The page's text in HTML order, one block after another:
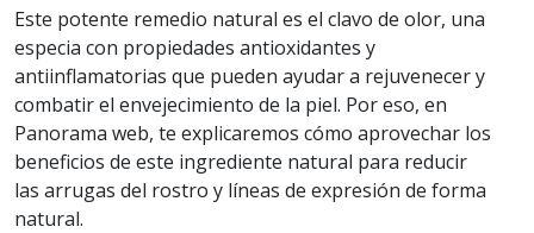
Este potente remedio natural es el clavo de olor, una
especia con propiedades antioxidantes y
antiinflamatorias que pueden ayudar a rejuvenecer y
combatir el envejecimiento de la piel. Por eso, en
Panorama web, te explicaremos cómo aprovechar los
beneficios de este ingrediente natural para reducir
las arrugas del rostro y líneas de expresión de forma
natural.